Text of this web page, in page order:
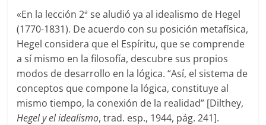
«En la lección 2ª se aludió ya al idealismo de Hegel
(1770-1831). De acuerdo con su posición metafísica,
Hegel considera que el Espíritu, que se comprende
a sí mismo en la filosofía, descubre sus propios
modos de desarrollo en la lógica. “Así, el sistema de
conceptos que compone la lógica, constituye al
mismo tiempo, la conexión de la realidad” [Dilthey,
Hegel y el idealismo, trad. esp., 1944, pág. 241].